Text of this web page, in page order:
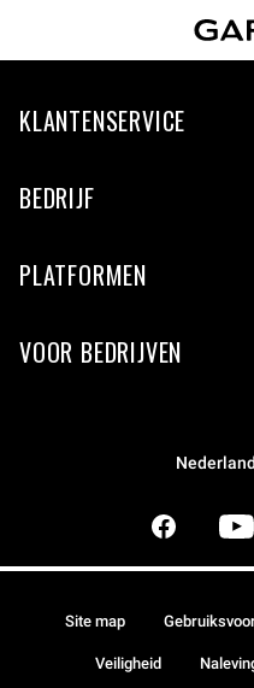
KLANTENSERVICE
BEDRIJF
PLATFORMEN
VOOR BEDRIJVEN
Site map
Veiligheid